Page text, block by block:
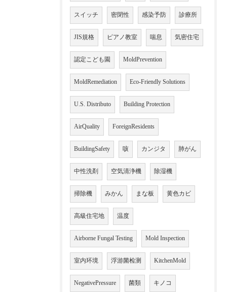
スイッチ 密閉性 感染予防 診療所
JIS規格 ピアノ教室 喘息 気密住宅
認定こども園 MoldPrevention
MoldRemediation Eco-Friendly Solutions
U.S. Distributo Building Protection
AirQuality ForeignResidents
BuildingSafety 咳 カンジタ 肺がん
中性洗剤 空気清浄機 除湿機
掃除機 みかん まな板 黄色カビ
高級住宅地 温度
Airborne Fungal Testing Mold Inspection
室内环境 浮游菌检测 KitchenMold
NegativePressure 菌類 キノコ